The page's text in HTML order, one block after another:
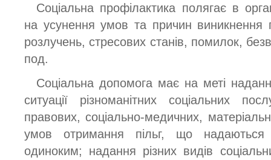
Соціальна профілактика полягає в
на усунення умов та причин виникнення
розлучень, стресових станів, помилок,
под.
Соціальна допомога має на меті
ситуації різноманітних соціальних
правових, соціально-медичних,
умов отримання пільг, що
одиноким; надання різних видів